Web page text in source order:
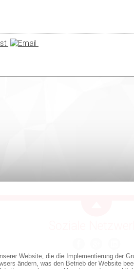
Website, die die Implementierung der
ändern, was den Betrieb der Website